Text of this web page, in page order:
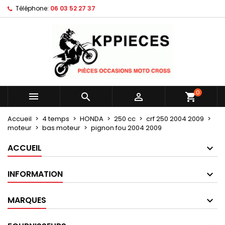
Téléphone: 06 03 52 27 37
   shopping_cart0
Accueil 4 temps HONDA 250 cc
crf 250 2004 2009
moteur
bas moteur pignon fou 2004 2009
ACCUEIL
INFORMATION
MARQUES
Mes listes d'envies ×
Créer une nouvelle liste
Créer une liste d'envies ×
Nom de la liste d'envies
Annuler Créer une liste d'envies
Connexion ×
Vous devez être connecté pour ajouter des produits
à votre liste d'envies.
Annuler Connexion